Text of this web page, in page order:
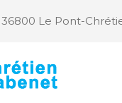
Le Pont-